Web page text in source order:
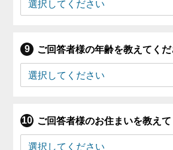
ご回答者様の年齢を教えてくだ
ご回答者様のお住まいを教えて